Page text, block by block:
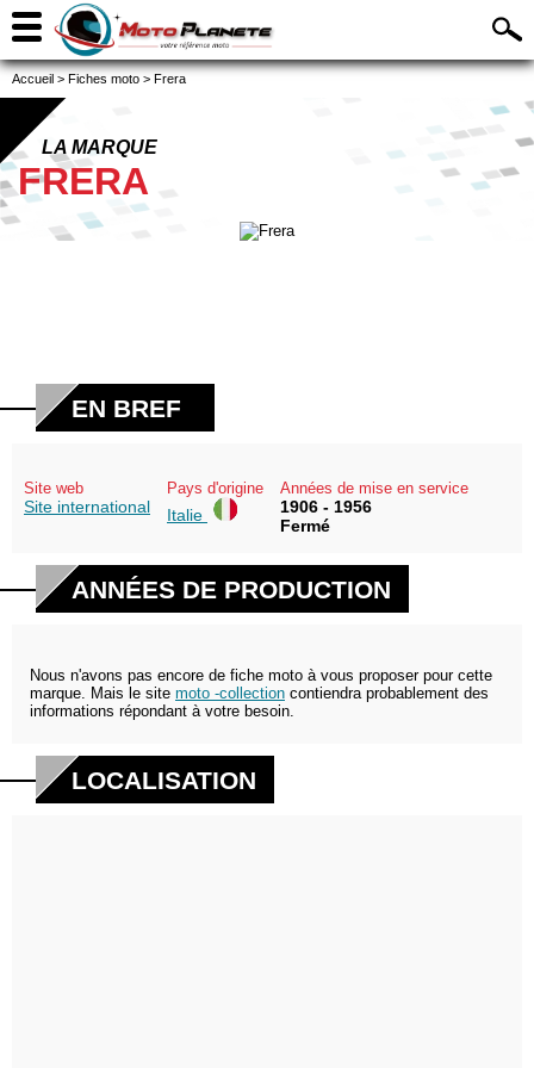
Accueil > Fiches moto > Frera
LA MARQUE
FRERA
EN BREF
Site web
Site international
Pays d'origine
Italie
Années de mise en service
1906 - 1956
Fermé
ANNÉES DE PRODUCTION
Nous n'avons pas encore de fiche moto à vous proposer pour cette
marque. Mais le site moto -collection contiendra probablement des
informations répondant à votre besoin.
LOCALISATION